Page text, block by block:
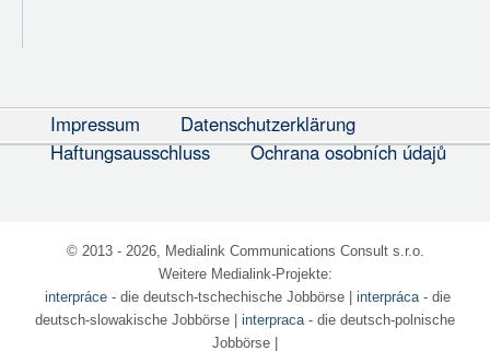
Impressum
Datenschutzerklärung
Haftungsausschluss
Ochrana osobních údajů
© 2013 - 2026, Medialink Communications Consult s.r.o.
Weitere Medialink-Projekte:
interpráce- die deutsch-tschechische Jobbörse| interpráca- die
deutsch-slowakische Jobbörse | interpraca- die deutsch-polnische
Jobbörse |